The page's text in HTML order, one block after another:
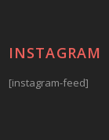
INSTAGRAM
[instagram-feed]